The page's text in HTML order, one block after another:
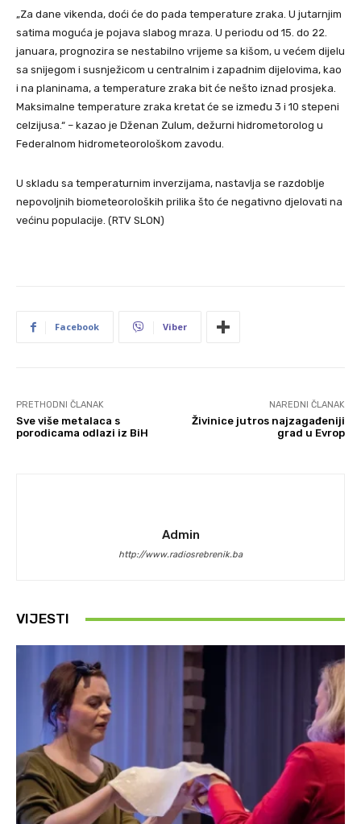
„Za dane vikenda, doći će do pada temperature zraka. U jutarnjim
satima moguća je pojava slabog mraza. U periodu od 15. do 22.
januara, prognozira se nestabilno vrijeme sa kišom, u većem dijelu
sa snijegom i susnježicom u centralnim i zapadnim dijelovima, kao
i na planinama, a temperature zraka bit će nešto iznad prosjeka.
Maksimalne temperature zraka kretat će se između 3 i 10 stepeni
celzijusa.“ – kazao je Dženan Zulum, dežurni hidrometorolog u
Federalnom hidrometeorološkom zavodu.
U skladu sa temperaturnim inverzijama, nastavlja se razdoblje
nepovoljnih biometeoroloških prilika što će negativno djelovati na
većinu populacije. (RTV SLON)
Facebook Viber
PRETHODNI ČLANAK
Sve više metalaca s
porodicama odlazi iz BiH
NAREDNI ČLANAK
Živinice jutros najzagađeniji
grad u Evrop
Admin
http://www.radiosrebrenik.ba
VIJESTI